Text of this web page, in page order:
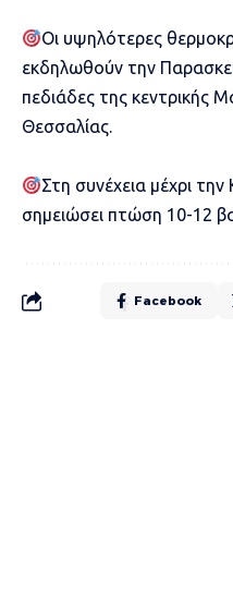
Οι υψηλότερες
εκδηλωθούν την
πεδιάδες της κεντρικής
Θεσσαλίας.
Στη συνέχεια μέχρι
σημειώσει πτώση 10-12
Facebook